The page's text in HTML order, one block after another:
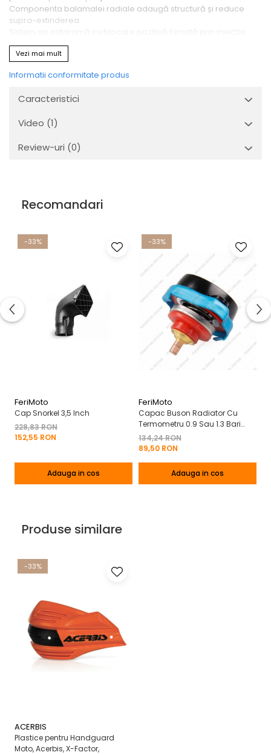
Componenta balamalei radiale adaugă structură și reduce
supra-extinderea
Cizme pentru motocross/enduro
Caseta de la picior cu profil redus pentru deplasare
Inserții de talpă înlocuibile pentru uzură prelungită
Vezi mai mult
Informatii conformitate produs
Caracteristici
Video (1)
Review-uri (0)
Recomandari
-33%
FeriMoto
Cap Snorkel 3,5 Inch
228,83 RON
152,55 RON
Adauga in cos
-33%
FeriMoto
Capac Buson Radiator Cu
Termometru 0.9 Sau 1.3 Bari
Nissan Suzuki Mercedes
Mitsubishi Etc
134,24 RON
89,50 RON
Adauga in cos
Produse similare
-33%
ACERBIS
Plastice pentru Handguard
Moto, Acerbis, X-Factor,